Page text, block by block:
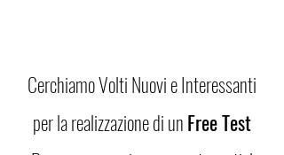
Cerchiamo Volti Nuovi e Interessanti
per la realizzazione di unFree Test